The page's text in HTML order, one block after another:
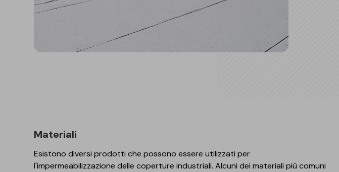
Materiali
Esistono diversi prodotti che possono essere utilizzati per
l'impermeabilizzazione delle coperture industriali. Alcuni dei materiali più comuni